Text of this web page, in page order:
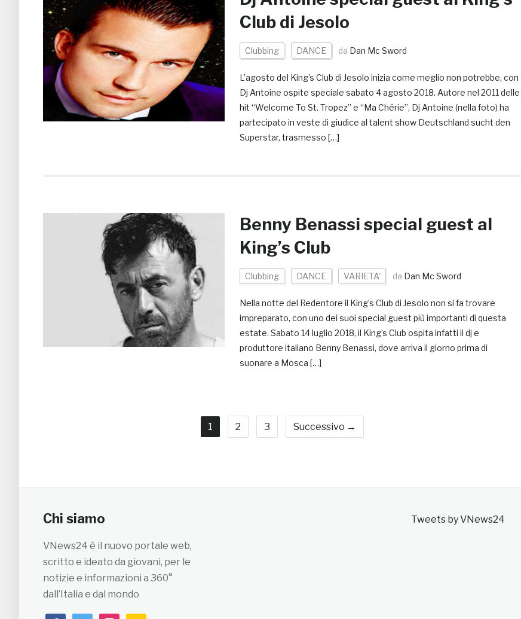
Club di Jesolo
Clubbing DANCE da Dan Mc Sword
L’agosto del King’s Club di Jesolo inizia come meglio non potrebbe, con
Dj Antoine ospite speciale sabato 4 agosto 2018. Autore nel 2011 delle
hit “Welcome To St. Tropez” e “Ma Chérie”, Dj Antoine (nella foto) ha
partecipato in veste di giudice al talent show Deutschland sucht den
Superstar, trasmesso […]
Benny Benassi special guest al
King’s Club
Clubbing DANCE VARIETA' da Dan Mc Sword
Nella notte del Redentore il King’s Club di Jesolo non si fa trovare
impreparato, con uno dei suoi special guest più importanti di questa
estate. Sabato 14 luglio 2018, il King’s Club ospita infatti il dj e
produttore italiano Benny Benassi, dove arriva il giorno prima di
suonare a Mosca […]
1 2 3 Successivo →
Chi siamo
VNews24 è il nuovo portale web,
scritto e ideato da giovani, per le
notizie e informazioni a 360°
dall’Italia e dal mondo
Tweets by VNews24